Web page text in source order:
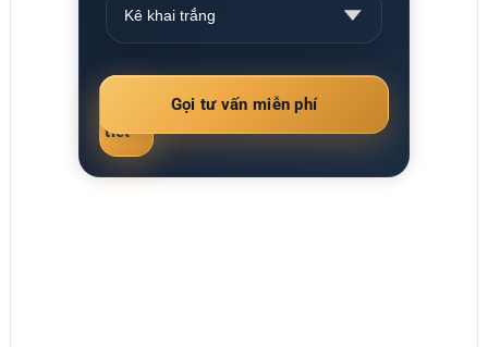
tiết
Gọi tư vấn miễn phí